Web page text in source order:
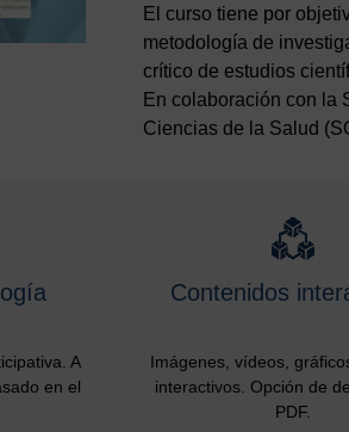
El curso tiene por
metodología de
crítico de estudios
En colaboración con la
Ciencias de la Salud
A
en el
Contenidos
Imágenes, vídeos,
interactivos. Opción de
PDF.